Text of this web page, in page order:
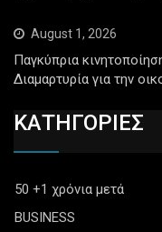
August 1, 2026
Παγκύπρια
Διαμαρτυρία για την
ΚΑΤΗΓΟΡΙΕΣ
50 +1 χρόνια μετά
BUSINESS